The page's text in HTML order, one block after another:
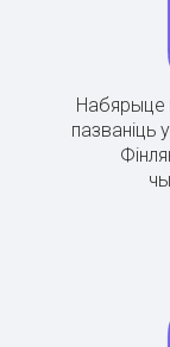
Набярыце
пазваніць